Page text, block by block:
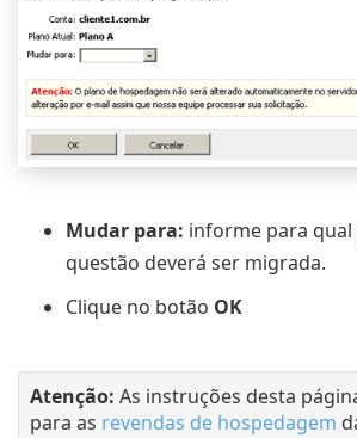
Mudar para: informe para
questão deverá ser migrada.
Clique no botão OK
Atenção: As instruções desta
para as revendas de hospedagem